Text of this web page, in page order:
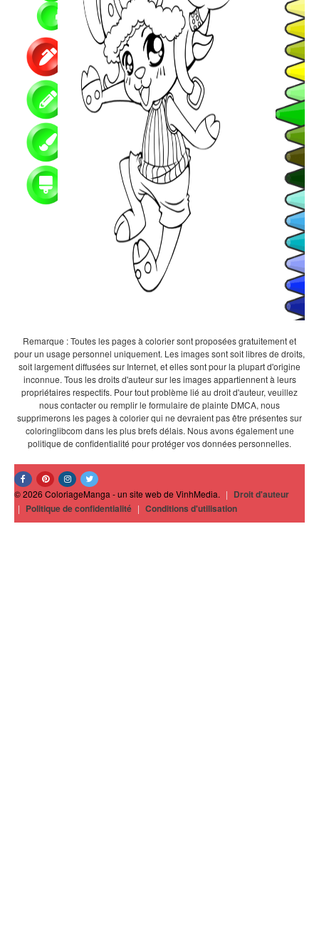
Remarque : Toutes les pages à colorier sont proposées gratuitement et
pour un usage personnel uniquement. Les images sont soit libres de droits,
soit largement diffusées sur Internet, et elles sont pour la plupart d'origine
inconnue. Tous les droits d'auteur sur les images appartiennent à leurs
propriétaires respectifs. Pour tout problème lié au droit d'auteur, veuillez
nous contacter ou remplir le formulaire de plainte DMCA, nous
supprimerons les pages à colorier qui ne devraient pas être présentes sur
coloringlibcom dans les plus brefs délais. Nous avons également une
politique de confidentialité pour protéger vos données personnelles.
© 2026 ColoriageManga - un site web de VinhMedia. | Droit d'auteur
| Politique de confidentialité | Conditions d'utilisation